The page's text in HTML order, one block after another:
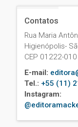
Contatos
Rua Maria
Higienópolis-
CEP 01222-010
E-mail:
Tel.: +55 (11)
Instagram: